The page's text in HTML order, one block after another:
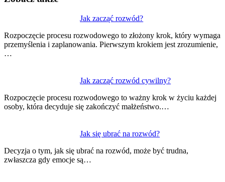
Jak zacząć rozwód?
Rozpoczęcie procesu rozwodowego to złożony krok, który wymaga
przemyślenia i zaplanowania. Pierwszym krokiem jest zrozumienie,
…
Jak zacząć rozwód cywilny?
Rozpoczęcie procesu rozwodowego to ważny krok w życiu każdej
osoby, która decyduje się zakończyć małżeństwo.…
Jak się ubrać na rozwód?
Decyzja o tym, jak się ubrać na rozwód, może być trudna,
zwłaszcza gdy emocje są…
wpisu